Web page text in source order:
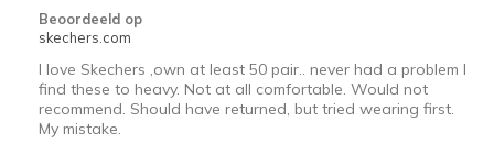
Width
View On Shoes
I'm Really Into Shoes
Beoordeeld op
skechers.com
I love Skechers ,own at least 50 pair.. never had a problem I
find these to heavy. Not at all comfortable. Would not
recommend. Should have returned, but tried wearing first.
My mistake.